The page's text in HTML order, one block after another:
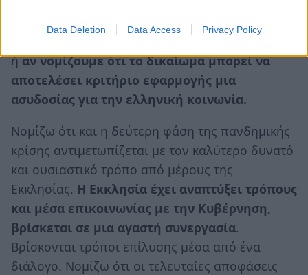
Data Deletion Data Access Privacy Policy
Δηλαδή εάν θέλουμε το δικαίωμα να οδηγεί σε
ήαν νομίζουμε ότι το δικαίωμα μπορεί να
αποτελέσει κριτήριο εφαρμογής μια
ασυδοσίας για την ελληνική κοινωνία.
Νομίζω ότι και η δεύτερη φάση της πανδημικής
κρίσης αντιμετωπίζεται με τον καλύτερο δυνατό
και ουσιαστικό τρόπο από μέρους της
Εκκλησίας. Η Εκκλησία έχει αναπτύξει τρόπους
και μέσα επικοινωνίας με την Κυβέρνηση,
βρίσκεται σε μια αγαστή συνεργασία.
Βρίσκονται τρόποι επίλυσης μέσα από ένα
διάλογο. Νομίζω ότι οι τελευταίες αποφάσεις